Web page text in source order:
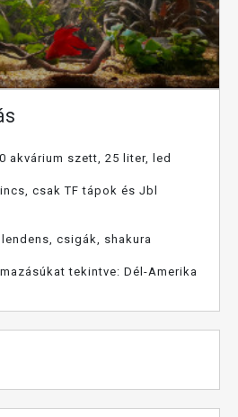
akvárium szett, 25 liter, led
csak TF tápok és Jbl
csigák, shakura
tekintve: Dél-Amerika